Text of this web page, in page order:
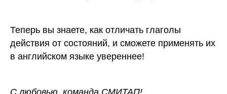
Теперь вы знаете, как отличать глаголы
действия от состояний, и сможете применять их
в английском языке увереннее!
С любовью, команда СМИТАП!